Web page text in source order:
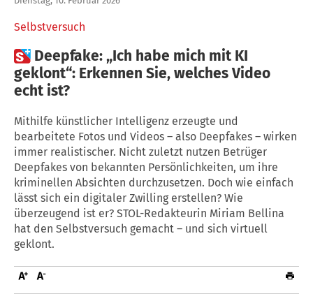
Selbstversuch
 Deepfake: „Ich habe mich mit KI
geklont“: Erkennen Sie, welches Video
echt ist?
Mithilfe künstlicher Intelligenz erzeugte und
bearbeitete Fotos und Videos – also Deepfakes – wirken
immer realistischer. Nicht zuletzt nutzen Betrüger
Deepfakes von bekannten Persönlichkeiten, um ihre
kriminellen Absichten durchzusetzen. Doch wie einfach
lässt sich ein digitaler Zwilling erstellen? Wie
überzeugend ist er? STOL-Redakteurin Miriam Bellina
hat den Selbstversuch gemacht – und sich virtuell
geklont.